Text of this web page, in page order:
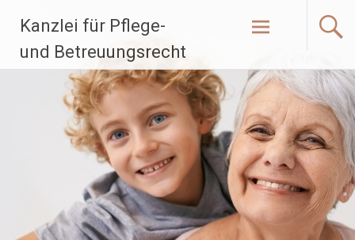
Inhalt
springen
Kanzlei für Pflege-
und Betreuungsrecht